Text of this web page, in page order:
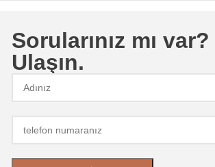
Sorularınız mı
Ulaşın.